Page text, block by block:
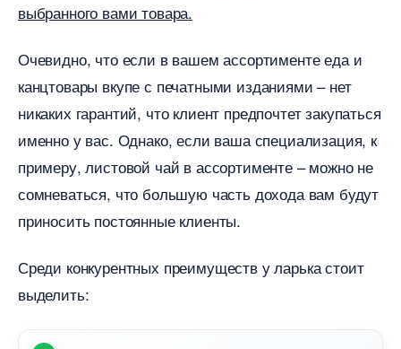
ыбранного вами товара.
Очевидно, что если в вашем ассортименте еда и
канцтовары вкупе с печатными изданиями – нет
никаких гарантий, что клиент предпочтет закупаться
именно у вас. Однако, если ваша специализация, к
примеру, листовой чай в ассортименте – можно не
сомневаться, что большую часть дохода вам будут
приносить постоянные клиенты.
Среди конкурентных преимуществ у ларька стоит
ыделить: